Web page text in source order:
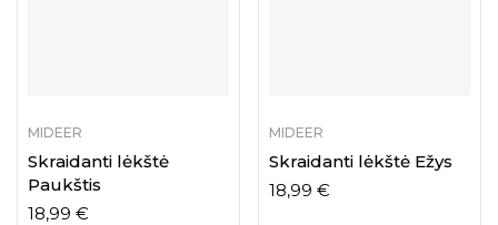
MIDEER
Skraidanti lėkštė
Paukštis
18,99 €
MIDEER
Skraidanti lėkštė Ežys
18,99 €